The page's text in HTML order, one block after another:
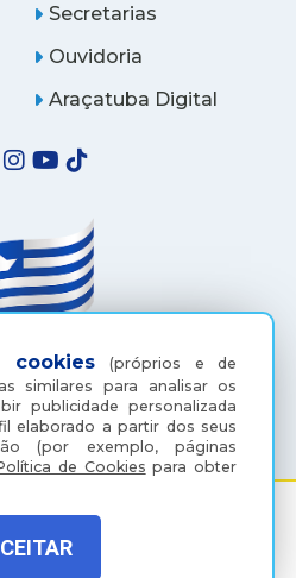
cookies (próprios e de
similares para analisar os
publicidade personalizada
elaborado a partir dos seus
(por exemplo, páginas
de Cookies para obter
Secretarias
Ouvidoria
Araçatuba Digital
3607-6500
Paulo, Araçatuba - SP, CEP: